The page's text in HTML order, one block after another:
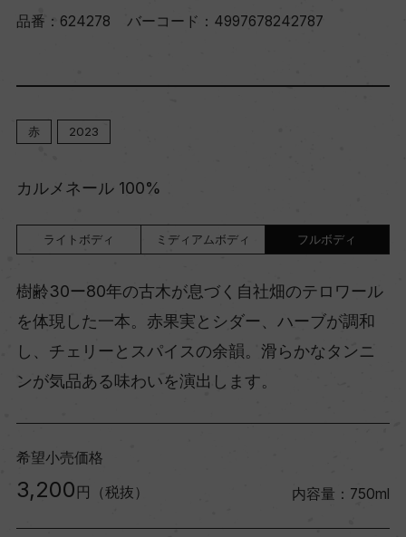
品番： 624278 バーコード： 4997678242787
赤 2023
カルメネール 100%
ライトボディ ミディアムボディ フルボディ
樹齢30ー80年の古木が息づく自社畑のテロワール
を体現した一本。赤果実とシダー、ハーブが調和
し、チェリーとスパイスの余韻。滑らかなタンニ
ンが気品ある味わいを演出します。
希望小売価格
3,200 円（税抜） 内容量：750ml